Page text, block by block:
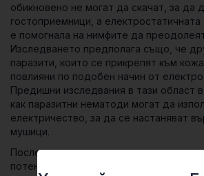
обикновено не могат да скачат, за да
гостоприемници, а електростатичната
е помогнала на нимфите да
Изследването предполага също, че
паразити, които се прикрепят към
повлияни по подобен начин от
Предишни изследвания в тази област
как паразитни нематоди могат да
електричество, за да се настаняват
мушици.
Последиците от тези открития се
потенциални мерки за борба с